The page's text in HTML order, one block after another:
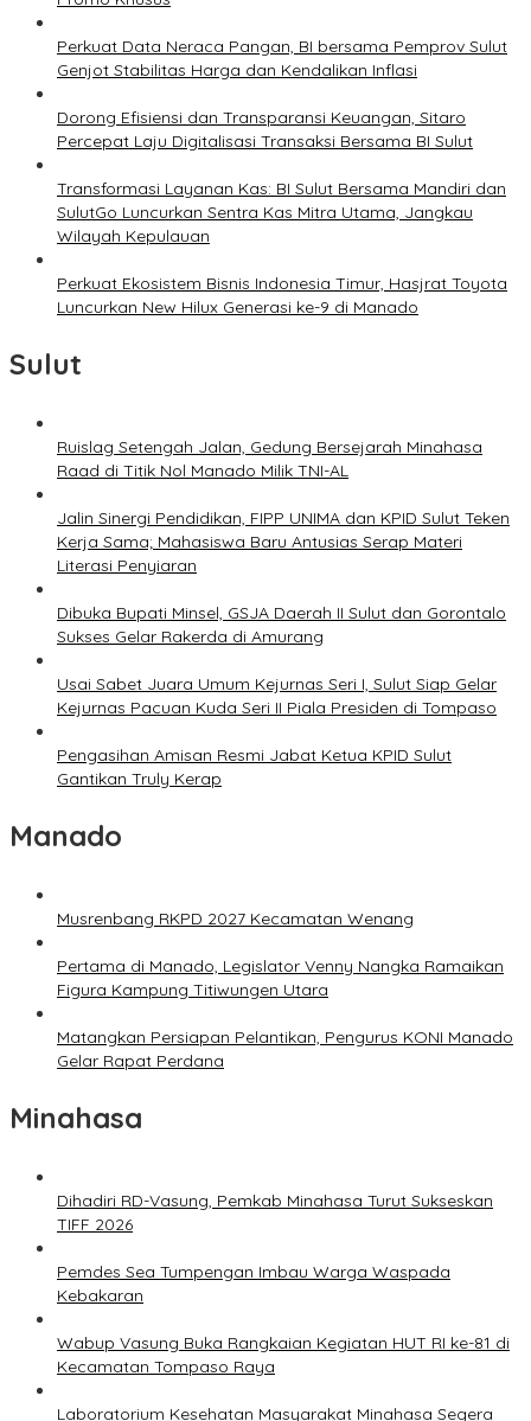
Perkuat Data Neraca Pangan, BI bersama Pemprov Sulut
Genjot Stabilitas Harga dan Kendalikan Inflasi
Dorong Efisiensi dan Transparansi Keuangan, Sitaro
Percepat Laju Digitalisasi Transaksi Bersama BI Sulut
Transformasi Layanan Kas: BI Sulut Bersama Mandiri dan
SulutGo Luncurkan Sentra Kas Mitra Utama, Jangkau
Wilayah Kepulauan
Perkuat Ekosistem Bisnis Indonesia Timur, Hasjrat Toyota
Luncurkan New Hilux Generasi ke-9 di Manado
Sulut
Ruislag Setengah Jalan, Gedung Bersejarah Minahasa
Raad di Titik Nol Manado Milik TNI-AL
Jalin Sinergi Pendidikan, FIPP UNIMA dan KPID Sulut Teken
Kerja Sama; Mahasiswa Baru Antusias Serap Materi
Literasi Penyiaran
Dibuka Bupati Minsel, GSJA Daerah II Sulut dan Gorontalo
Sukses Gelar Rakerda di Amurang
Usai Sabet Juara Umum Kejurnas Seri I, Sulut Siap Gelar
Kejurnas Pacuan Kuda Seri II Piala Presiden di Tompaso
Pengasihan Amisan Resmi Jabat Ketua KPID Sulut
Gantikan Truly Kerap
Manado
Musrenbang RKPD 2027 Kecamatan Wenang
Pertama di Manado, Legislator Venny Nangka Ramaikan
Figura Kampung Titiwungen Utara
Matangkan Persiapan Pelantikan, Pengurus KONI Manado
Gelar Rapat Perdana
Minahasa
Dihadiri RD-Vasung, Pemkab Minahasa Turut Sukseskan
TIFF 2026
Pemdes Sea Tumpengan Imbau Warga Waspada
Kebakaran
Wabup Vasung Buka Rangkaian Kegiatan HUT RI ke-81 di
Kecamatan Tompaso Raya
Laboratorium Kesehatan Masyarakat Minahasa Segera